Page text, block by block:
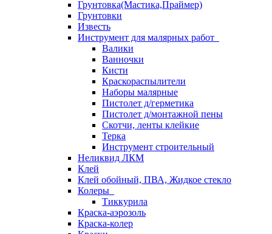
Грунтовка(Мастика,Праймер)
Грунтовки
Известь
Инструмент для малярных работ
Валики
Ванночки
Кисти
Краскораспылители
Наборы малярные
Пистолет д/герметика
Пистолет д/монтажной пены
Скотчи, ленты клейкие
Терка
Инструмент строительный
Неликвид ЛКМ
Клей
Клей обойный, ПВА, Жидкое стекло
Колеры
Тиккурила
Краска-аэрозоль
Краска-колер